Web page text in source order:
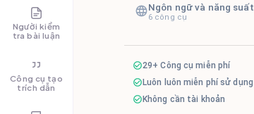
Người kiểm
tra bài luận
Công cụ tạo
trích dẫn
Ngôn ngữ và năng suất
6 công cụ
29+ Công cụ miễn phí
Luôn luôn miễn phí sử dụng
Không cần tài khoản